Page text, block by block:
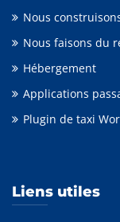
Nous
Nous faisons du
Hébergement
Applications
Plugin de taxi
Liens utiles